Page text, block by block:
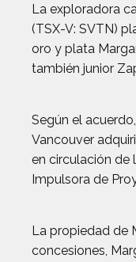
La exploradora
(TSX-V: SVTN)
oro y plata
también junior
Según el
Vancouver
en circulación de
Impulsora de
La propiedad de
concesiones,